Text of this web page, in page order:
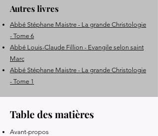
Autres livres
Abbé Stéphane Maistre - La grande Christologie
- Tome 6
Abbé Louis-Claude Fillion - Evangile selon saint
Marc
Abbé Stéphane Maistre - La grande Christologie
- Tome 1
Table des matières
Avant-propos